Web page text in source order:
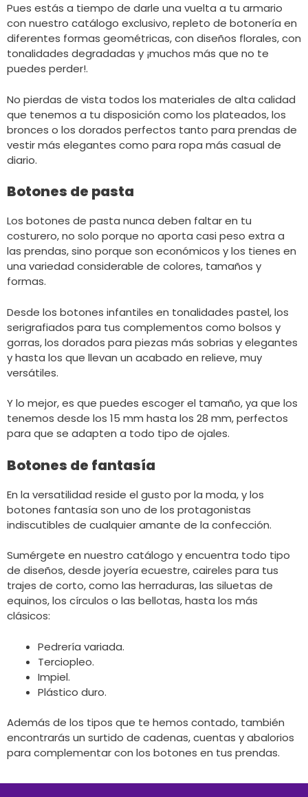
Pues estás a tiempo de darle una vuelta a tu armario
con nuestro catálogo exclusivo, repleto de botonería en
diferentes formas geométricas, con diseños florales, con
tonalidades degradadas y ¡muchos más que no te
puedes perder!.
No pierdas de vista todos los materiales de alta calidad
que tenemos a tu disposición como los plateados, los
bronces o los dorados perfectos tanto para prendas de
vestir más elegantes como para ropa más casual de
diario.
Botones de pasta
Los botones de pasta nunca deben faltar en tu
costurero, no solo porque no aporta casi peso extra a
las prendas, sino porque son económicos y los tienes en
una variedad considerable de colores, tamaños y
formas.
Desde los botones infantiles en tonalidades pastel, los
serigrafiados para tus complementos como bolsos y
gorras, los dorados para piezas más sobrias y elegantes
y hasta los que llevan un acabado en relieve, muy
versátiles.
Y lo mejor, es que puedes escoger el tamaño, ya que los
tenemos desde los 15 mm hasta los 28 mm, perfectos
para que se adapten a todo tipo de ojales.
Botones de fantasía
En la versatilidad reside el gusto por la moda, y los
botones fantasía son uno de los protagonistas
indiscutibles de cualquier amante de la confección.
Sumérgete en nuestro catálogo y encuentra todo tipo
de diseños, desde joyería ecuestre, caireles para tus
trajes de corto, como las herraduras, las siluetas de
equinos, los círculos o las bellotas, hasta los más
clásicos:
Pedrería variada.
Terciopleo.
Impiel.
Plástico duro.
Además de los tipos que te hemos contado, también
encontrarás un surtido de cadenas, cuentas y abalorios
para complementar con los botones en tus prendas.